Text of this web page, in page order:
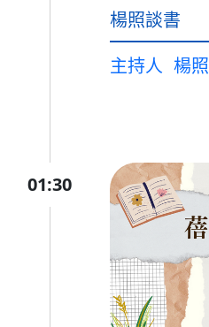
楊照談書
主持人 楊照
01:30